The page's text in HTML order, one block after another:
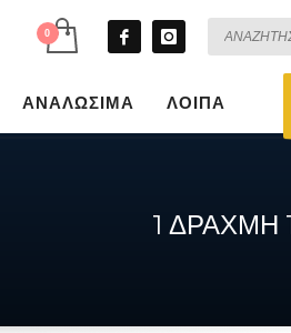
ΑΝΑΛΩΣΙΜΑ ΛΟΙΠΑ
1 ΔΡΑΧΜΗ